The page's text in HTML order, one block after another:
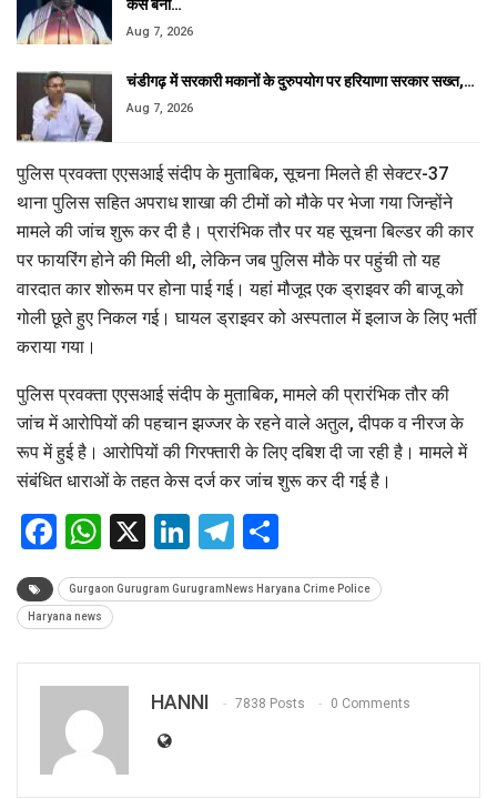
कैसे बना…
Aug 7, 2026
चंडीगढ़ में सरकारी मकानों के दुरुपयोग पर हरियाणा सरकार सख्त,…
Aug 7, 2026
पुलिस प्रवक्ता एएसआई संदीप के मुताबिक, सूचना मिलते ही सेक्टर-37
थाना पुलिस सहित अपराध शाखा की टीमों को मौके पर भेजा गया जिन्होंने
मामले की जांच शुरू कर दी है। प्रारंभिक तौर पर यह सूचना बिल्डर की कार
पर फायरिंग होने की मिली थी, लेकिन जब पुलिस मौके पर पहुंची तो यह
वारदात कार शोरूम पर होना पाई गई। यहां मौजूद एक ड्राइवर की बाजू को
गोली छूते हुए निकल गई। घायल ड्राइवर को अस्पताल में इलाज के लिए भर्ती
कराया गया।
पुलिस प्रवक्ता एएसआई संदीप के मुताबिक, मामले की प्रारंभिक तौर की
जांच में आरोपियों की पहचान झज्जर के रहने वाले अतुल, दीपक व नीरज के
रूप में हुई है। आरोपियों की गिरफ्तारी के लिए दबिश दी जा रही है। मामले में
संबंधित धाराओं के तहत केस दर्ज कर जांच शुरू कर दी गई है।
Facebook
WhatsApp
X LinkedIn
Telegram
Gurgaon Gurugram GurugramNews Haryana Crime Police
Haryana news
HANNI 7838 Posts 0 Comments